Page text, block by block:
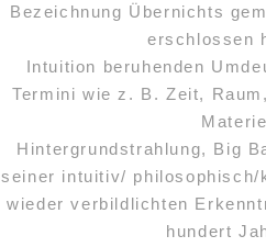
Bezeichnung Übernichts
erschlossen
Intuition beruhenden
Termini wie z. B. Zeit,
Hintergrundstrahlung, Big
seiner intuitiv/
wieder verbildlichten
hundert